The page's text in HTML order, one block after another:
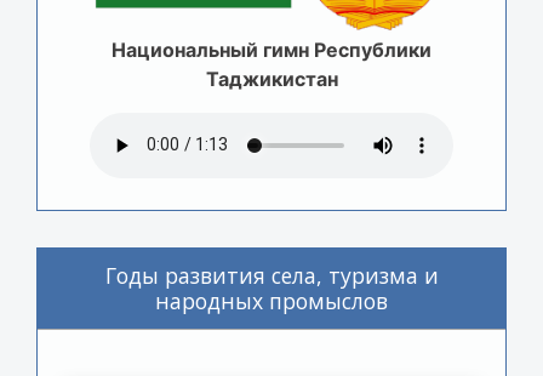
Национальный гимн Республики
Таджикистан
Годы развития села, туризма и
народных промыслов